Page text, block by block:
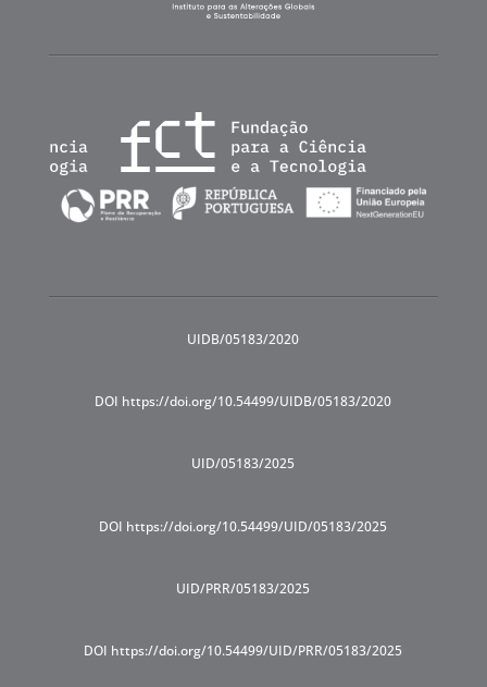
UIDB/05183/2020
DOI https://doi.org/10.54499/UIDB/05183/2020
UID/05183/2025
DOI https://doi.org/10.54499/UID/05183/2025
UID/PRR/05183/2025
DOI https://doi.org/10.54499/UID/PRR/05183/2025